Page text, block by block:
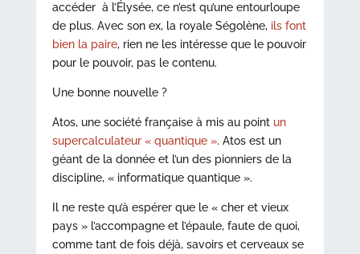
accéder à l’Élysée, ce n’est qu’une entourloupe
de plus. Avec son ex, la royale Ségolène, ils font
bien la paire, rien ne les intéresse que le pouvoir
pour le pouvoir, pas le contenu.
Une bonne nouvelle ?
Atos, une société française à mis au point un
supercalculateur « quantique ». Atos est un
géant de la donnée et l’un des pionniers de la
discipline, « informatique quantique ».
Il ne reste qu’à espérer que le « cher et vieux
pays » l’accompagne et l’épaule, faute de quoi,
comme tant de fois déjà, savoirs et cerveaux se